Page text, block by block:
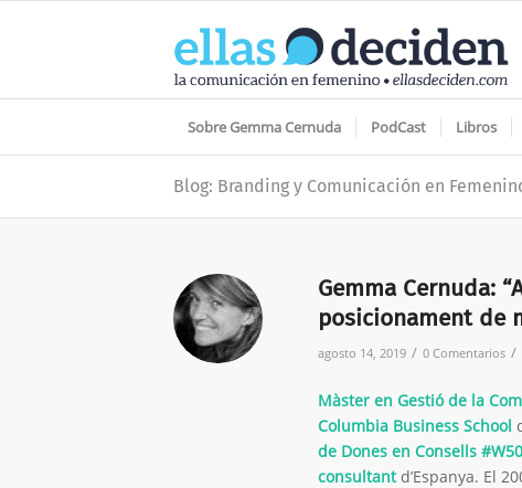
Sobre Gemma Cernuda PodCast Libros
Blog: Branding y Comunicación en
Gemma Cernuda:
posicionament de
agosto 14, 2019 / 0 Comentarios /
Màster en Gestió de la
Columbia Business School
de Dones en Consells #W50
consultantd’Espanya. El